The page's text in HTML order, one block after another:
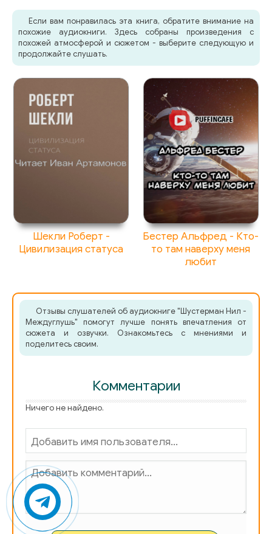
064 EVERWILD
065 EVERWILD
066 EVERWILD
067 EVERWILD
068 EVERWILD
069 EVERWILD
070 EVERWILD
073 EVERWILD
076 EVERWILD
077 EVERWILD
080 EVERWILD
082 EVERWILD
083 EVERWILD
084 EVERWILD
085 EVERWILD
Если вам понравилась эта книга, обратите внимание на
похожие аудиокниги. Здесь собраны произведения с
похожей атмосферой и сюжетом - выберите следующую и
продолжайте слушать.
Шекли Роберт -
Цивилизация статуса
Бестер Альфред - Кто-
то там наверху меня
любит
Отзывы слушателей об аудиокниге "Шустерман Нил -
Междуглушь" помогут лучше понять впечатления от
сюжета и озвучки. Ознакомьтесь с мнениями и
поделитесь своим.
Комментарии
Ничего не найдено.